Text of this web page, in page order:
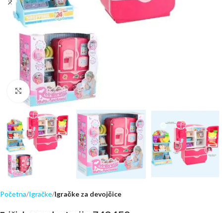
Click to enlarge
Početna Igračke Igračke za devojčice